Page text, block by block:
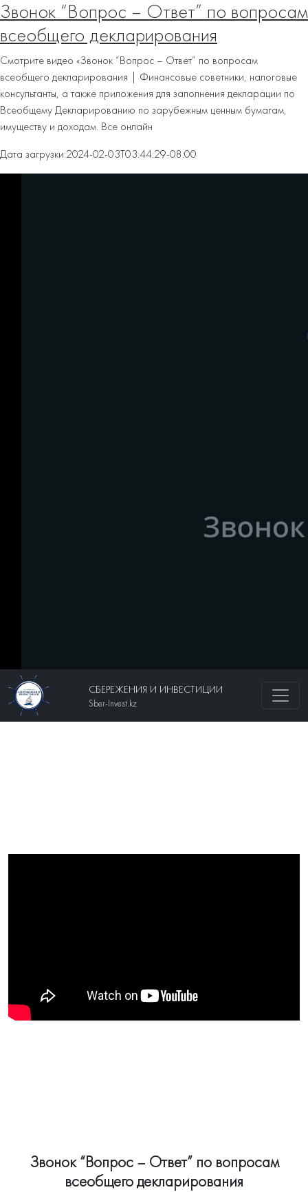
Звонок “Вопрос – Ответ” по вопросам
всеобщего декларирования
Смотрите видео «Звонок “Вопрос – Ответ” по вопросам
всеобщего декларирования | Финансовые советники, налоговые
консультанты, а также приложения для заполнения декларации по
Всеобщему Декларированию по зарубежным ценным бумагам,
имуществу и доходам. Все онлайн
Дата загрузки:2024-02-03T03:44:29-08:00
СБЕРЕЖЕНИЯ И ИНВЕСТИЦИИ
Sber-Invest.kz
Звонок “Вопрос – Ответ” по вопросам
всеобщего декларирования